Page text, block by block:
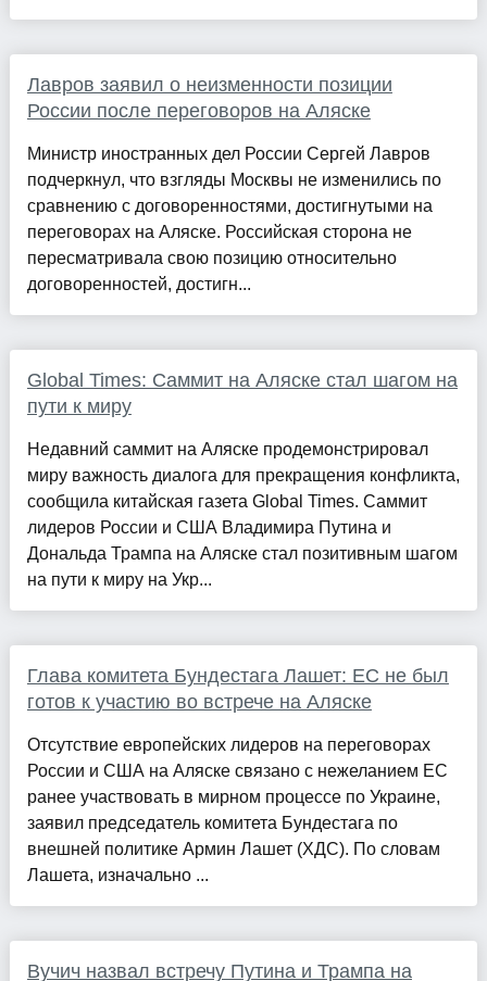
Лавров заявил о неизменности позиции
России после переговоров на Аляске
Министр иностранных дел России Сергей Лавров
подчеркнул, что взгляды Москвы не изменились по
сравнению с договоренностями, достигнутыми на
переговорах на Аляске. Российская сторона не
пересматривала свою позицию относительно
договоренностей, достигн...
Global Times: Саммит на Аляске стал шагом на
пути к миру
Недавний саммит на Аляске продемонстрировал
миру важность диалога для прекращения конфликта,
сообщила китайская газета Global Times. Саммит
лидеров России и США Владимира Путина и
Дональда Трампа на Аляске стал позитивным шагом
на пути к миру на Укр...
Глава комитета Бундестага Лашет: ЕС не был
готов к участию во встрече на Аляске
Отсутствие европейских лидеров на переговорах
России и США на Аляске связано с нежеланием ЕС
ранее участвовать в мирном процессе по Украине,
заявил председатель комитета Бундестага по
внешней политике Армин Лашет (ХДС). По словам
Лашета, изначально ...
Вучич назвал встречу Путина и Трампа на